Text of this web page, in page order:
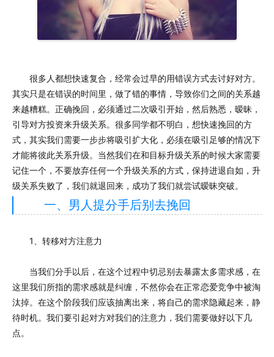
很多人都想快速复合，经常会过早的用错误方式去讨好对方。
其实只是在错误的时间里，做了错的事情，导致你们之间的关系越
来越糟糕。正确挽回，必须通过二次吸引开始，然后熟悉，暧昧，
引导对方投资来升级关系。很多同学都不明白，想快速挽回的方
式，其实我们需要一步步将吸引扩大化，必须在吸引足够的情况下
才能将彼此关系升级。当然我们在和目标升级关系的时候大家需要
记住一个，不要放弃任何一个升级关系的方式，保持进退自如，升
级关系失败了，我们就退回来，成功了我们就尝试暧昧突破。
一、男人提分手后别去挽回
1、转移对方注意力
当我们分手以后，在这个过程中切忌别去暴露太多需求感，在
这里我们所指的需求感就是纠缠，不然你会在正常恋爱竞争中被淘
汰掉。在这个阶段我们应该抽离出来，将自己的需求隐藏起来，静
待时机。我们要引起对方对我们的注意力，我们需要做好以下几
点。